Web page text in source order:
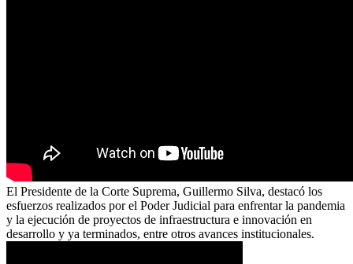
El Presidente de la Corte Suprema, Guillermo Silva, destacó los
esfuerzos realizados por el Poder Judicial para enfrentar la pandemia
y la ejecución de proyectos de infraestructura e innovación en
desarrollo y ya terminados, entre otros avances institucionales.